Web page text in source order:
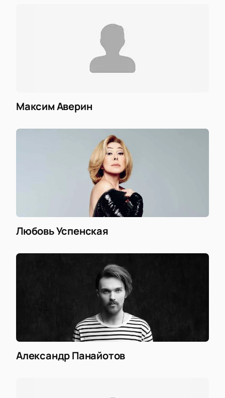
Максим Аверин
Любовь Успенская
Александр Панайотов